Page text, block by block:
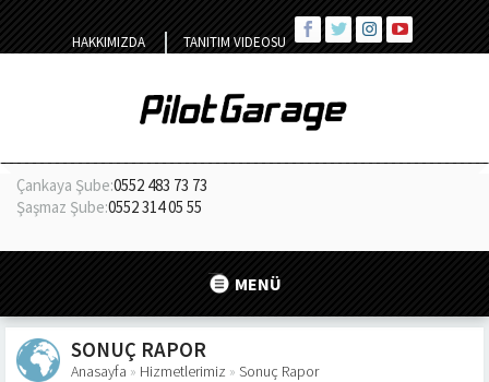
HAKKIMIZDA TANITIM VIDEOSU
Çankaya Şube:0552 483 73 73
Şaşmaz Şube:0552 314 05 55
MENÜ
SONUÇ RAPOR
Anasayfa » Hizmetlerimiz » Sonuç Rapor